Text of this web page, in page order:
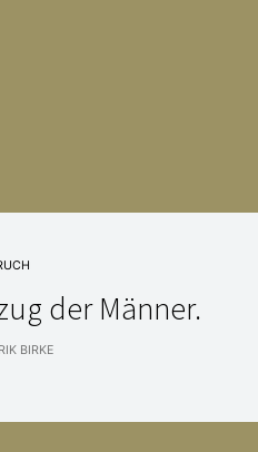
der Männer.
BIRKE